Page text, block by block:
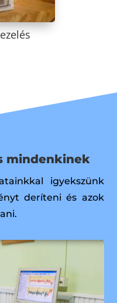
mindenkinek
igyekszünk
deríteni és azok